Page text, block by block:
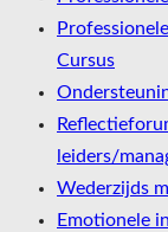
Cursus
leiders/
Wederzijds
Emotionele